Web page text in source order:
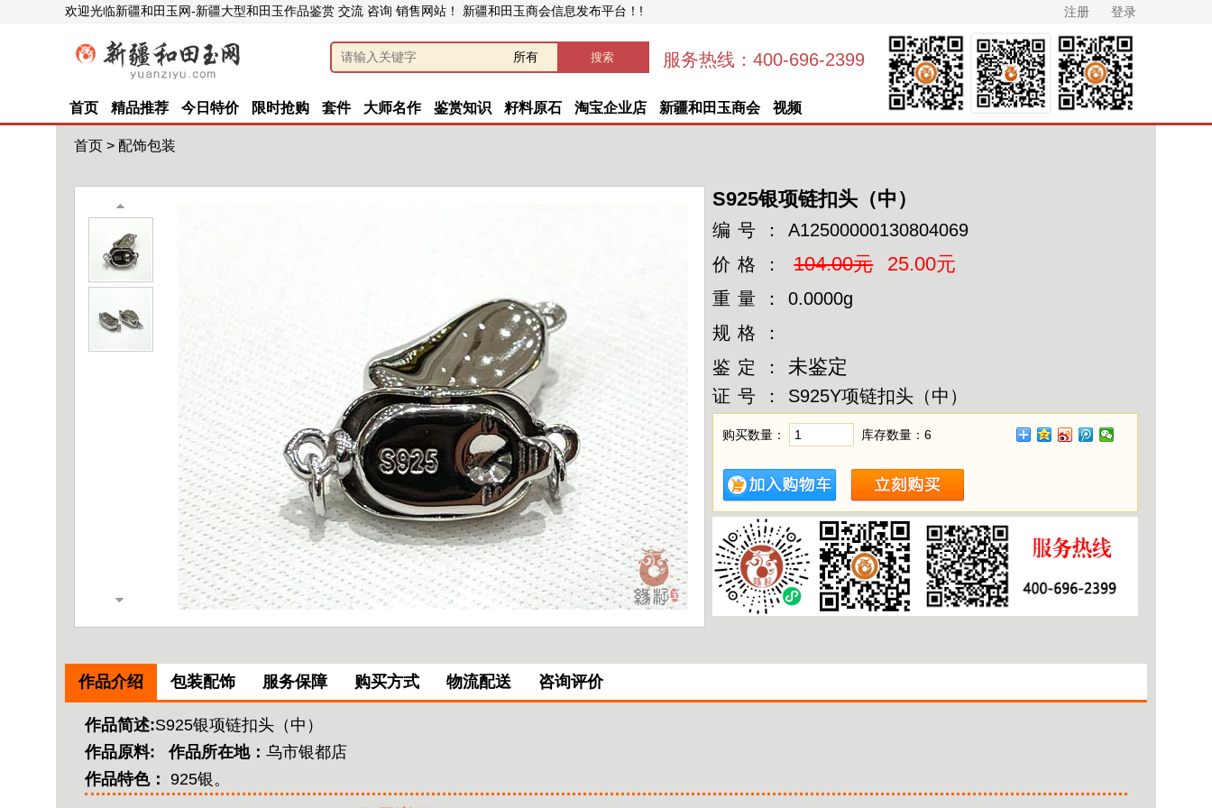
欢迎光临新疆和田玉网-新疆大型和田玉作品鉴赏 交流 咨询 销售网站！ 新疆和田玉商会信息发布平台！! 注册 登录
服务热线：400-696-2399
首页 精品推荐 今日特价 限时抢购 套件 大师名作 鉴赏知识 籽料原石 淘宝企业店 新疆和田玉商会 视频
首页 > 配饰包装
S925银项链扣头（中）
编号：A12500000130804069
价格：
104.00元 25.00元
重量：0.0000g
规格：
鉴定： 未鉴定
证号： S925Y项链扣头（中）
购买数量： 库存数量：6
作品介绍 包装配饰 服务保障 购买方式 物流配送 咨询评价
作品简述:S925银项链扣头（中）
作品原料:
作品所在地： 乌市银都店
作品特色： 925银。